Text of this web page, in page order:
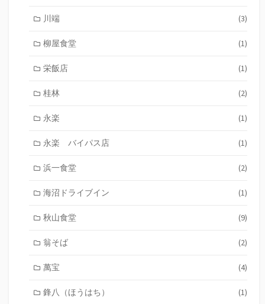
川端 (3)
柳屋食堂 (1)
栄飯店 (1)
桂林 (2)
永楽 (1)
永楽 バイパス店 (1)
浜一食堂 (2)
海沼ドライブイン (1)
秋山食堂 (9)
翁そば (2)
萬宝 (4)
鋒八（ほうはち） (1)